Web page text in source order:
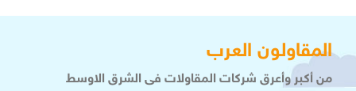
المقاولون العرب
من أكبر وأعرق شركات المقاولات فى الشرق الاوسط